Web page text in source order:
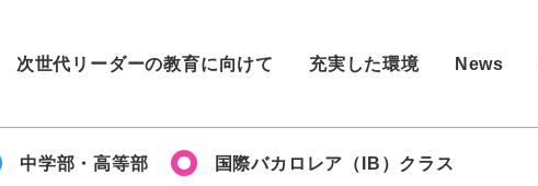
次世代リーダーの教育に向けて 充実した環境 News
中学部・高等部 国際バカロレア（IB）クラス